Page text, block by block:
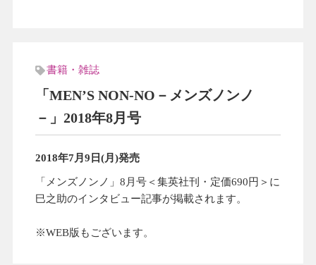
書籍・雑誌
「MEN’S NON-NO－メンズノンノ
－」2018年8月号
2018年7月9日(月)発売
「メンズノンノ」8月号＜集英社刊・定価690円＞に
巳之助のインタビュー記事が掲載されます。
※WEB版もございます。